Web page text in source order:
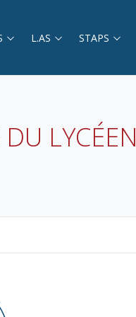
L.AS STAPS
LYCÉEN